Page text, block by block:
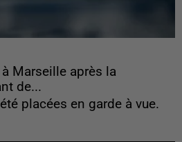
Marseille après la
de...
placées en garde à vue.